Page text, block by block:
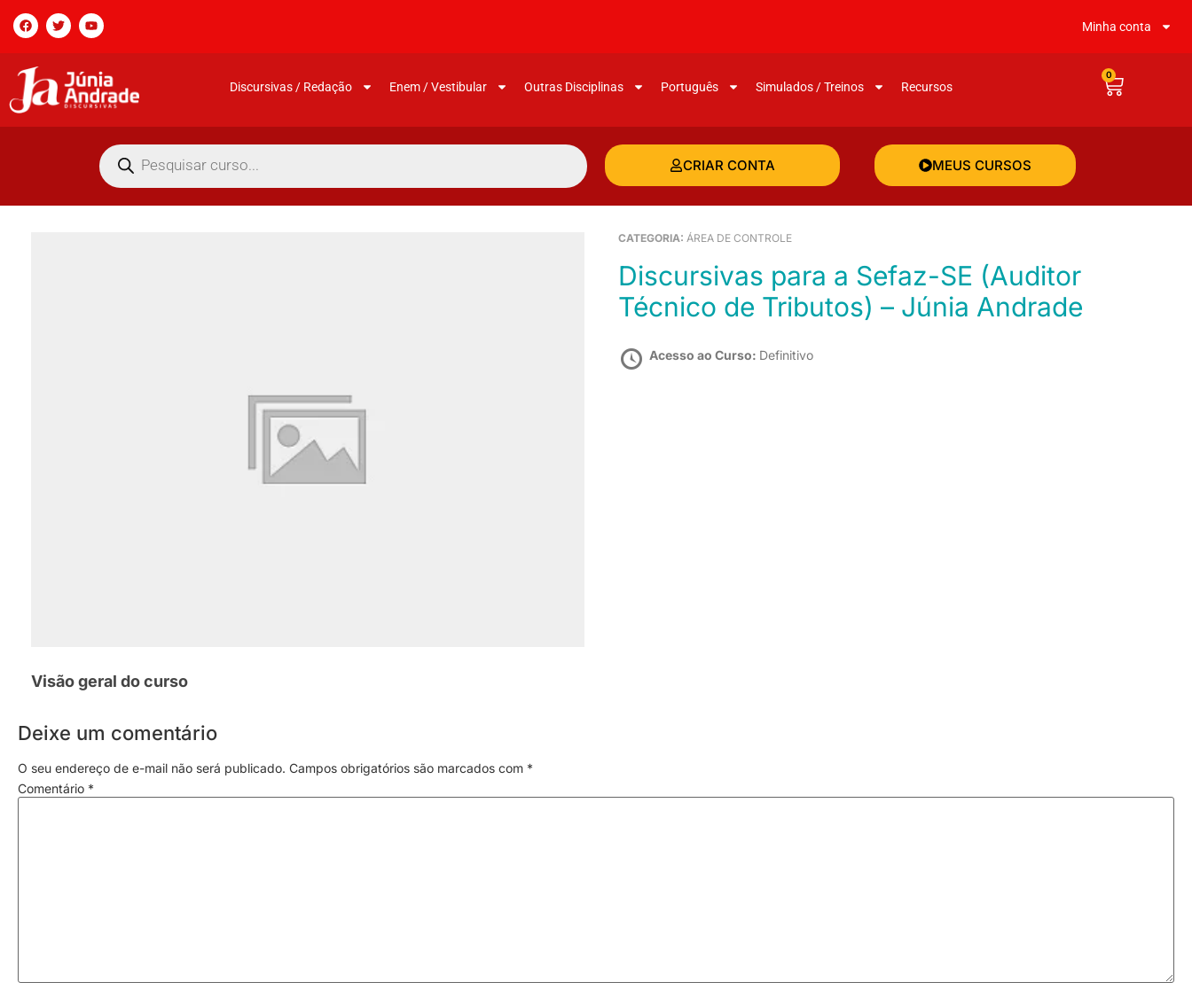
Minha conta
Discursivas / Redação Enem / Vestibular Outras Disciplinas Português Simulados / Treinos Recursos
0
CRIAR CONTA MEUS CURSOS
CATEGORIA: ÁREA DE CONTROLE
Discursivas para a Sefaz-SE (Auditor
Técnico de Tributos) – Júnia Andrade
Acesso ao Curso: Definitivo
Visão geral do curso
Deixe um comentário
O seu endereço de e-mail não será publicado. Campos obrigatórios são marcados com *
Comentário *